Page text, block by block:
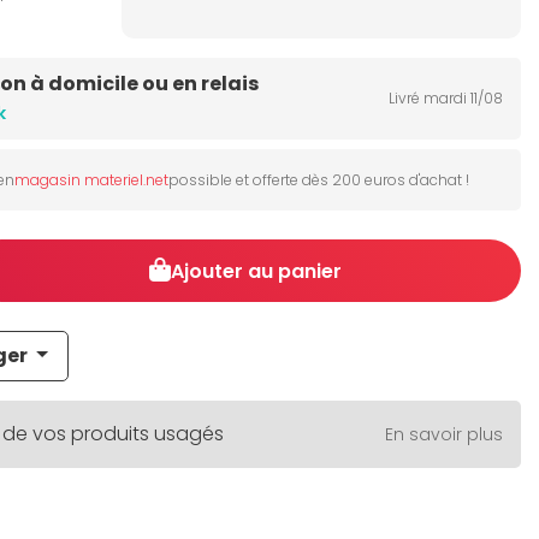
à domicile ou en relais
Livré mardi 11/08
magasin materiel.netpossible et offerte dès 200 euros d'achat !
Ajouter au panier
de vos produits usagés En savoir plus